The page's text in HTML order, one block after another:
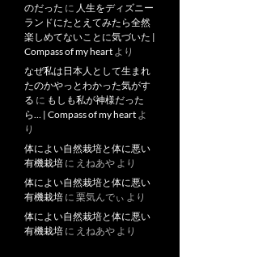
のだった に 人生をディズニー
ランドにたとえてみたら全然
楽しめてないことに気づいた |
Compass of my heart より
なぜ私は日本人として生まれ
たのかやっとわかった気がす
る に もしも私が神様だった
ら… | Compass of my heart よ
り
体によい自然栽培と体に悪い
有機栽培 に えねあや より
体によい自然栽培と体に悪い
有機栽培 に 栗気んでぃ より
体によい自然栽培と体に悪い
有機栽培 に えねあや より